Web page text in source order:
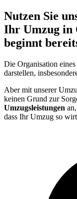
Nutzen Sie
Ihr Umzug in
beginnt
Die Organisation
darstellen,
Aber mit unserer
keinen Grund zur
Umzugsleistungen
dass Ihr Umzug so